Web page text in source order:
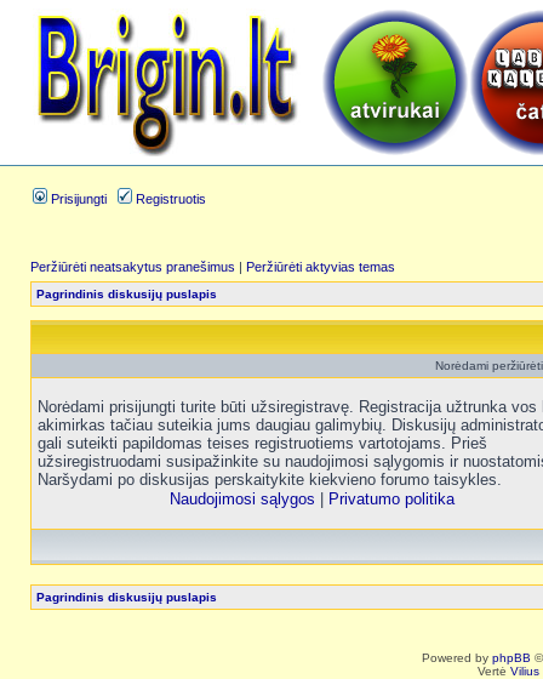
Prisijungti Registruotis
Peržiūrėti neatsakytus pranešimus | Peržiūrėti aktyvias temas
Pagrindinis diskusijų puslapis
Norėdami
Norėdami prisijungti turite būti užsiregistravę. Registracija užtrunka vos
akimirkas tačiau suteikia jums daugiau galimybių. Diskusijų
gali suteikti papildomas teises registruotiems vartotojams. Prieš
užsiregistruodami susipažinkite su naudojimosi sąlygomis ir
Naršydami po diskusijas perskaitykite kiekvieno forumo taisykles.
Naudojimosi sąlygos
Privatumo politika
Pagrindinis diskusijų puslapis
Powered by phpBB
Vertė Vilius